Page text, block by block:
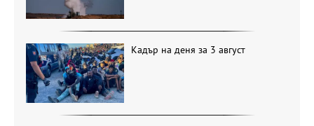
Кадър на деня за 3 август